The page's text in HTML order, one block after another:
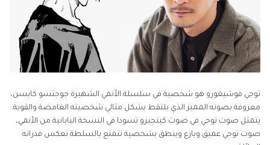
توجي فوشيغورو هو شخصية في سلسلة الأنمي الشهيرة جوجتسو كايسن،
معروفة بصوته المميز الذي يلتقط بشكل مثالي شخصيته الغامضة والقوية.
يتمثل صوت توجي في صوت كينجيرو تسودا في النسخة اليابانية من الأنمي،
صوت توجي عميق وبارع وينطق بشخصية تتمتع بالسلطة تعكس قدراته